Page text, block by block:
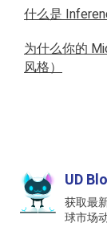
什么是
为什么你的
风格）
UD
获取最
球市场